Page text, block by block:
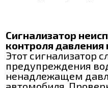
Сигнализатор
контроля давления
Этот сигнализатор
предупреждения
ненадлежащем